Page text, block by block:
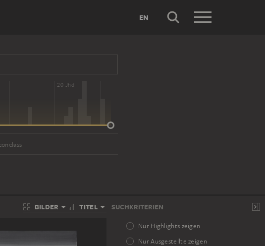
EN
20 Jhd
BILDER TITEL SUCHKRITERIEN
Nur Highlights zeigen
Nur Ausgestellte zeigen